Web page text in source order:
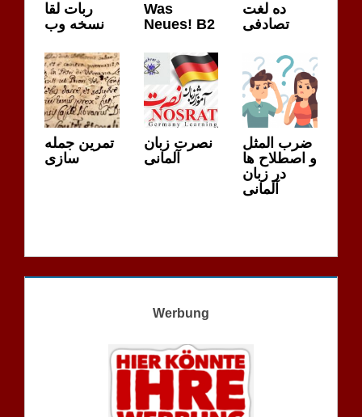
ربات لقا
نسخه وب
Was
Neues! B2
ده لغت
تصادفی
تمرین جمله
سازی
نصرت زبان
آلمانی
ضرب المثل
و اصطلاح ها
در زبان
آلمانی
Werbung